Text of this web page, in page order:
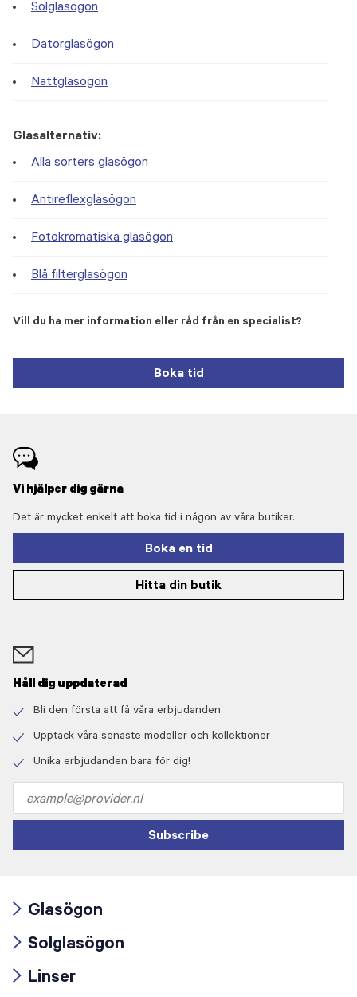
Solglasögon
Datorglasögon
Nattglasögon
Glasalternativ:
Alla sorters glasögon
Antireflexglasögon
Fotokromatiska glasögon
Blå filterglasögon
Vill du ha mer information eller råd från en specialist?
Boka tid
Vi hjälper dig gärna
Det är mycket enkelt att boka tid i någon av våra butiker.
Boka en tid
Hitta din butik
Håll dig uppdaterad
icon
Bli den första att få våra erbjudanden
icon
Upptäck våra senaste modeller och kollektioner
Unika erbjudanden bara för dig!
address
Subscribe
icon
Glasögon
icon
Solglasögon
Linser